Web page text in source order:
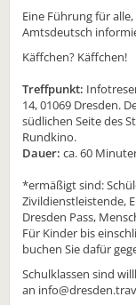
Eine Führung für
Amtsdeutsch
Käffchen? Käffchen!
Treffpunkt:
14, 01069 Dresden.
südlichen Seite des
Rundkino.
Dauer: ca. 60
*ermäßigt sind:
Zivildienstleistende,
Dresden Pass,
Für Kinder bis
buchen Sie dafür
Schulklassen sind
an